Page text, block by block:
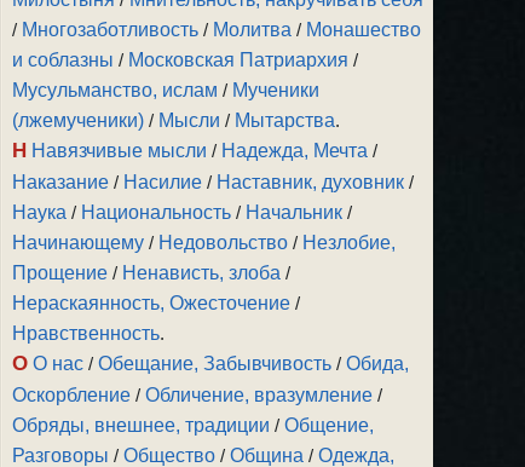
/ Многозаботливость / Молитва / Монашество
и соблазны / Московская Патриархия /
Мусульманство, ислам / Мученики
(лжемученики) / Мысли / Мытарства.
Н Навязчивые мысли / Надежда, Мечта /
Наказание / Насилие / Наставник, духовник /
Наука / Национальность / Начальник /
Начинающему / Недовольство / Незлобие,
Прощение / Ненависть, злоба /
Нераскаянность, Ожесточение /
Нравственность.
О О нас /Обещание, Забывчивость /Обида,
Оскорбление /Обличение, вразумление /
Обряды, внешнее, традиции /Общение,
Разговоры /Общество /Община /Одежда,